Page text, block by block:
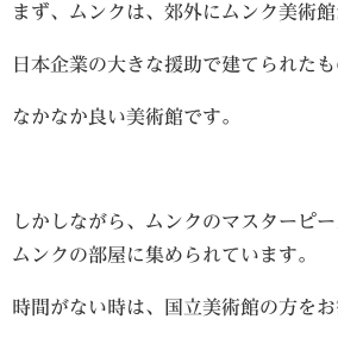
まず、ムンクは、郊外にムンク美術館
日本企業の大きな援助で建てられたも
なかなか良い美術館です。
しかしながら、ムンクのマスターピ
ムンクの部屋に集められています。
時間がない時は、国立美術館の方をお